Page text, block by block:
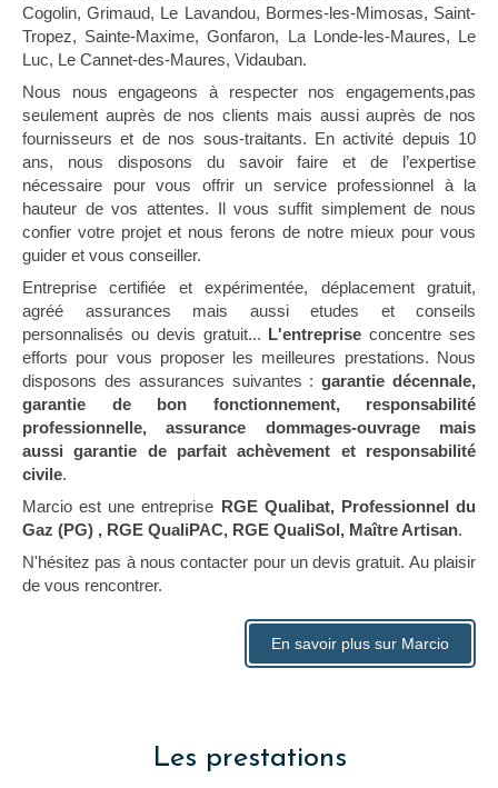
Cogolin, Grimaud, Le Lavandou, Bormes-les-Mimosas, Saint-
Tropez, Sainte-Maxime, Gonfaron, La Londe-les-Maures, Le
Luc, Le Cannet-des-Maures, Vidauban.
Nous nous engageons à respecter nos engagements,pas
seulement auprès de nos clients mais aussi auprès de nos
fournisseurs et de nos sous-traitants. En activité depuis 10
ans, nous disposons du savoir faire et de l’expertise
nécessaire pour vous offrir un service professionnel à la
hauteur de vos attentes. Il vous suffit simplement de nous
confier votre projet et nous ferons de notre mieux pour vous
guider et vous conseiller.
Entreprise certifiée et expérimentée, déplacement gratuit,
agréé assurances mais aussi etudes et conseils
personnalisés ou devis gratuit... L'entreprise concentre ses
efforts pour vous proposer les meilleures prestations. Nous
disposons des assurances suivantes :garantie décennale,
garantie de bon fonctionnement, responsabilité
professionnelle, assurance dommages-ouvrage mais
aussi garantie de parfait achèvement et responsabilité
civile.
Marcio est une entreprise RGE Qualibat, Professionnel du
Gaz (PG) , RGE QualiPAC, RGE QualiSol, Maître Artisan.
N'hésitez pas à nous contacter pour un devis gratuit. Au plaisir
de vous rencontrer.
En savoir plus sur Marcio
Les prestations